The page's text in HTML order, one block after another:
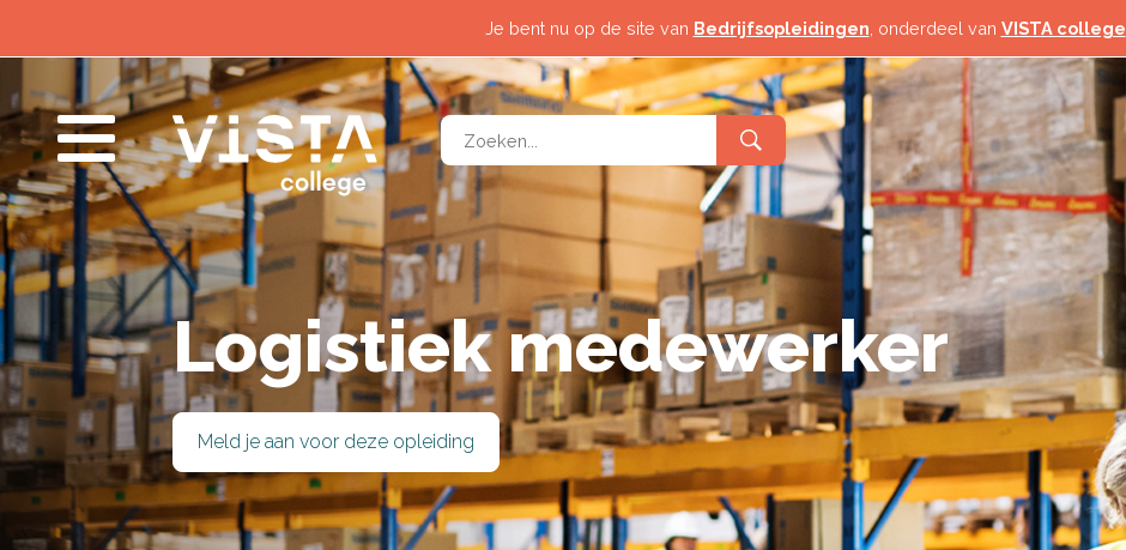
Je bent nu op de site van Bedrijfsopleidingen , onderdeel van VISTA college
SLUITEN
Nieuws
Voor alumni
Logistiek
Techniek & Industrie
Veiligheid
Logistiek
Techniek & Industrie
Veiligheid
Zorg & Welzijn
Logistiek medewerker
Meld je aan voor deze opleiding